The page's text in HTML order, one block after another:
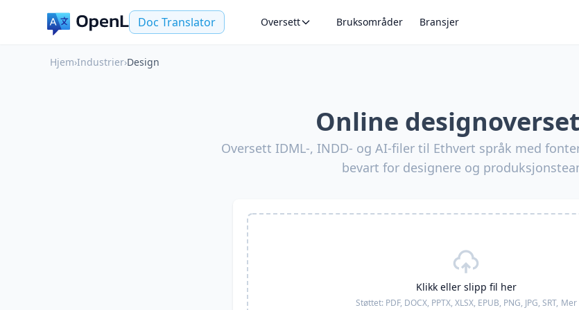
Doc Translator Oversett Bruksområder Bransjer
Hjem›Industrier›Design
Online
Oversett IDML-, INDD- og AI-filer til Ethvert språk med
bevart for designere og
Klikk eller slipp fil her
Støttet: PDF, DOCX, PPTX, XLSX, EPUB, PNG, JPG, SRT, Mer